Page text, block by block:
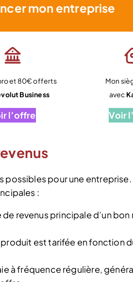
mon entreprise
et 80€ offerts
Business
l’offre
Mon
avec
Voir
possibles pour une
:
de revenus principale d’un
produit est tarifée en fonction
à fréquence régulière,